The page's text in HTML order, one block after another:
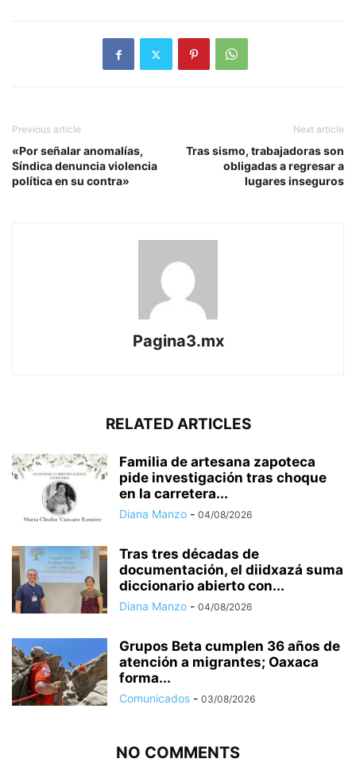
Previous article
«Por señalar anomalías,
Síndica denuncia violencia
política en su contra»
Next article
Tras sismo, trabajadoras son
obligadas a regresar a
lugares inseguros
Pagina3.mx
RELATED ARTICLES
Familia de artesana zapoteca
pide investigación tras choque
en la carretera...
Diana Manzo - 04/08/2026
Tras tres décadas de
documentación, el diidxazá suma
diccionario abierto con...
Diana Manzo - 04/08/2026
Grupos Beta cumplen 36 años de
atención a migrantes; Oaxaca
forma...
Comunicados - 03/08/2026
NO COMMENTS